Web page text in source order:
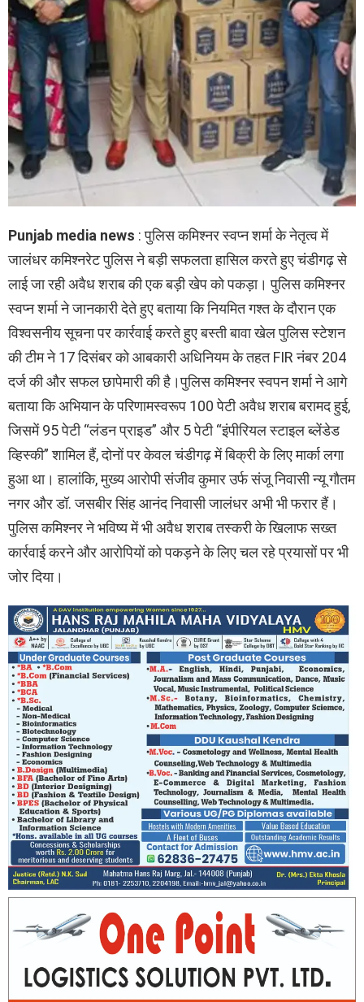
Punjab media news : पुलिस कमिश्नर स्वप्न शर्मा के नेतृत्व में
जालंधर कमिश्नरेट पुलिस ने बड़ी सफलता हासिल करते हुए चंडीगढ़ से
लाई जा रही अवैध शराब की एक बड़ी खेप को पकड़ा। पुलिस कमिश्नर
स्वप्न शर्मा ने जानकारी देते हुए बताया कि नियमित गश्त के दौरान एक
विश्वसनीय सूचना पर कार्रवाई करते हुए बस्ती बावा खेल पुलिस स्टेशन
की टीम ने 17 दिसंबर को आबकारी अधिनियम के तहत FIR नंबर 204
दर्ज की और सफल छापेमारी की है।पुलिस कमिश्नर स्वपन शर्मा ने आगे
बताया कि अभियान के परिणामस्वरूप 100 पेटी अवैध शराब बरामद हुई,
जिसमें 95 पेटी “लंडन प्राइड” और 5 पेटी “इंपीरियल स्टाइल ब्लेंडेड
व्हिस्की” शामिल हैं, दोनों पर केवल चंडीगढ़ में बिक्री के लिए मार्का लगा
हुआ था। हालांकि, मुख्य आरोपी संजीव कुमार उर्फ ​​संजू निवासी न्यू गौतम
नगर और डॉ. जसबीर सिंह आनंद निवासी जालंधर अभी भी फरार हैं।
पुलिस कमिश्नर ने भविष्य में भी अवैध शराब तस्करी के खिलाफ सख्त
कार्रवाई करने और आरोपियों को पकड़ने के लिए चल रहे प्रयासों पर भी
जोर दिया।